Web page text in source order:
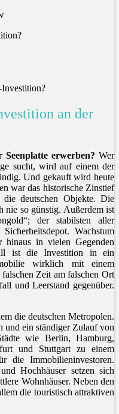
an der
erwerben? Wer
sucht, wird auf einem der
Und gekauft wird heute
war das historische Zinstief
deutschen Objekte. Die
nie so günstig. Außerdem ist
der stabilsten aller
Wachstum
hinaus in vielen Gegenden
ist die Investition in ein
wirklich mit einem
Zeit am falschen Ort
und Leerstand gegenüber.
die deutschen Metropolen.
und ein ständiger Zulauf von
wie Berlin, Hamburg,
und Stuttgart zu einem
die Immobilieninvestoren.
Hochhäuser setzen sich
Wohnhäuser. Neben den
die touristisch attraktiven